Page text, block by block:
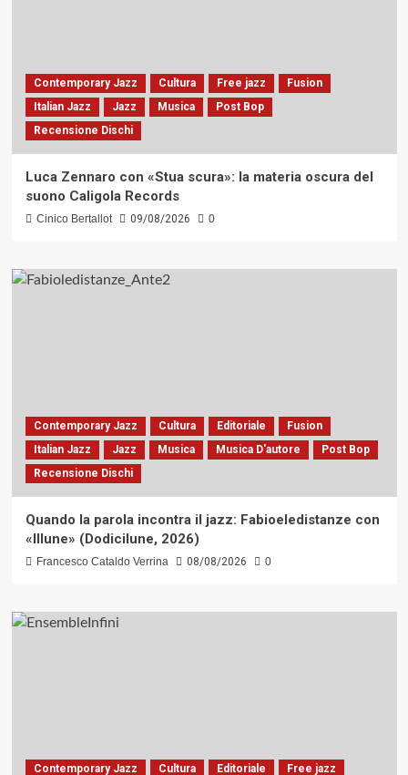
Contemporary Jazz Cultura Free jazz
Fusion
Italian Jazz
Jazz Musica
Post Bop
Recensione Dischi
Luca Zennaro con «Stua scura»: la materia oscura del
suono Caligola Records
Cinico Bertallot 09/08/2026 0
Contemporary Jazz Cultura Editoriale
Fusion
Italian Jazz
Jazz Musica Musica D'autore
Post Bop
Recensione Dischi
Quando la parola incontra il jazz: Fabioeledistanze con
«Illune» (Dodicilune, 2026)
Francesco Cataldo Verrina 08/08/2026 0
Contemporary Jazz Cultura Editoriale Free jazz